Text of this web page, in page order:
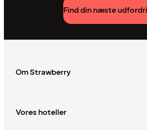
Find din næste
Om Strawberry
Vores hoteller